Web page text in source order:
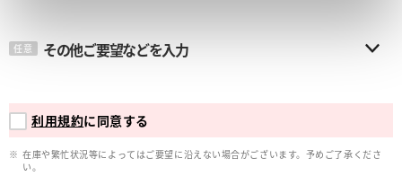
任意 その他ご要望などを入力
利用規約に同意する
在庫や繁忙状況等によってはご要望に沿えない場合がございます。予めご了承くださ
い。